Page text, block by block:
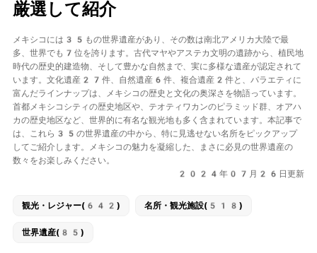
厳選して紹介
メキシコには35もの世界遺産があり、その数は南北アメリカ大陸で最
多、世界でも7位を誇ります。古代マヤやアステカ文明の遺跡から、植民地
時代の歴史的建造物、そして豊かな自然まで、実に多様な遺産が認定されて
います。文化遺産27件、自然遺産6件、複合遺産2件と、バラエティに
富んだラインナップは、メキシコの歴史と文化の奥深さを物語っています。
首都メキシコシティの歴史地区や、テオティワカンのピラミッド群、オアハ
カの歴史地区など、世界的に有名な観光地も多く含まれています。本記事で
は、これら35の世界遺産の中から、特に見逃せない名所をピックアップ
してご紹介します。メキシコの魅力を凝縮した、まさに必見の世界遺産の
数々をお楽しみください。
2024年07月26日更新
観光・レジャー(642) 名所・観光施設(518)
世界遺産(85)